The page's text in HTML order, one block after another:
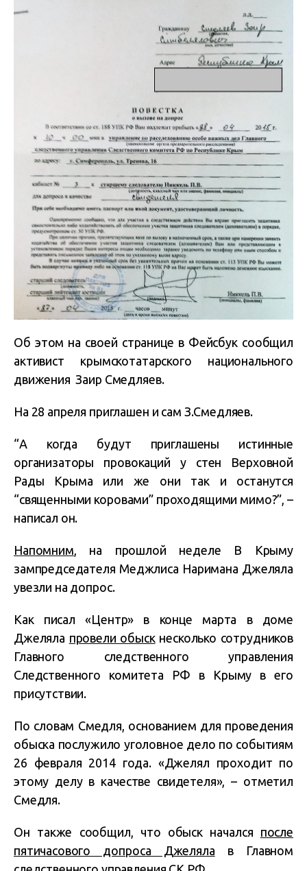
Об этом на своей странице в Фейсбук сообщил
активист крымскотатарского национального
движения Заир Смедляев.
На 28 апреля приглашен и сам З.Смедляев.
“А когда будут приглашены истинные
организаторы провокаций у стен Верховной
Рады Крыма или же они так и останутся
“священными коровами” проходящими мимо?”, –
написал он.
Напомним, на прошлой неделе В Крыму
зампредседателя Меджлиса Наримана Джеляла
увезли на допрос.
Как писал «Центр» в конце марта в доме
Джеляла провели обыскнесколько сотрудников
Главного следственного управления
Следственного комитета РФ в Крыму в его
присутствии.
По словам Смедля, основанием для проведения
обыска послужило уголовное дело по событиям
26 февраля 2014 года. «Джелял проходит по
этому делу в качестве свидетеля», – отметил
Смедля.
Он также сообщил, что обыск начался после
пятичасового допроса Джеляла в Главном